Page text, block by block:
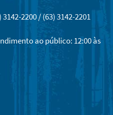
3142-2200 / (63) 3142-2201
ao público: 12:00 às